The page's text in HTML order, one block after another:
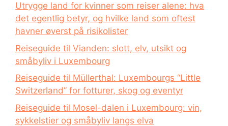
Utrygge land for kvinner som reiser alene: hva
det egentlig betyr, og hvilke land som oftest
havner øverst på risikolister
Reiseguide til Vianden: slott, elv, utsikt og
småbyliv i Luxembourg
Reiseguide til Müllerthal: Luxembourgs “Little
Switzerland” for fotturer, skog og eventyr
Reiseguide til Mosel-dalen i Luxembourg: vin,
sykkelstier og småbyliv langs elva